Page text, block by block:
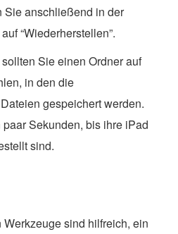
Sie anschließend in der
“Wiederherstellen”.
Sie einen Ordner auf
in den die
gespeichert werden.
Sekunden, bis ihre iPad
sind.
sind hilfreich, ein